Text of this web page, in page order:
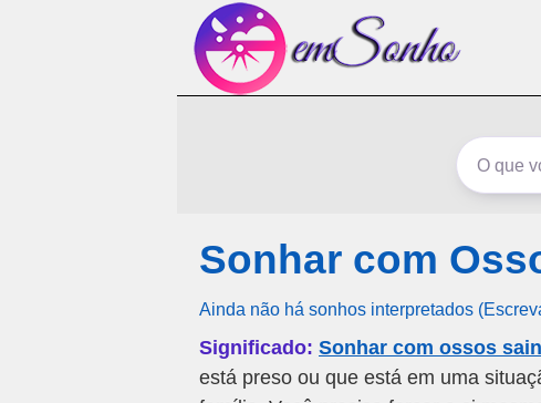
Sonhar com
Ainda não há sonhos interpretados
Significado: Sonhar com ossos
está preso ou que está em uma